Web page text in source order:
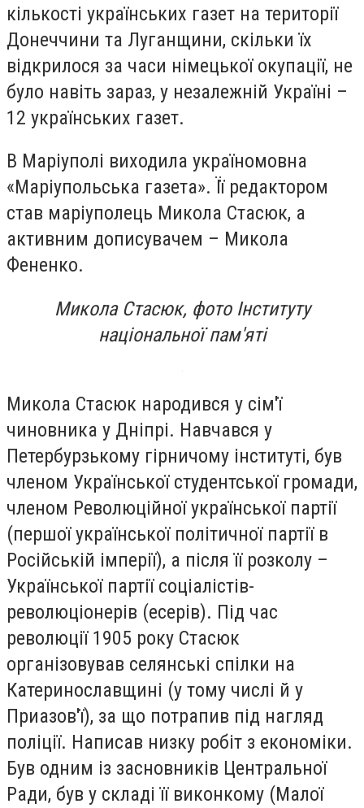
кількості українських газет на території
Донеччини та Луганщини, скільки їх
відкрилося за часи німецької окупації, не
було навіть зараз, у незалежній Україні –
12 українських газет.
В Маріуполі виходила україномовна
«Маріупольська газета». Її редактором
став маріуполець Микола Стасюк, а
активним дописувачем – Микола
Фененко.
Микола Стасюк, фото Інституту
національної пам'яті
Микола Стасюк народився у сім'ї
чиновника у Дніпрі. Навчався у
Петербурзькому гірничому інституті, був
членом Української студентської громади,
членом Революційної української партії
(першої української політичної партії в
Російській імперії), а після її розколу –
Української партії соціалістів-
революціонерів (есерів). Під час
революції 1905 року Стасюк
організовував селянські спілки на
Катеринославщині (у тому числі й у
Приазов'ї), за що потрапив під нагляд
поліції. Написав низку робіт з економіки.
Був одним із засновників Центральної
Ради, був у складі її виконкому (Малої